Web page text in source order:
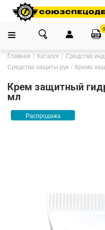
0
Главная Каталог
Средства
Средства защиты рук
Крема
Крем защитный
мл
Распродажа